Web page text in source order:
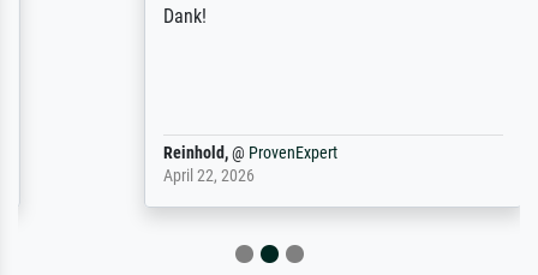
Reinhold,@ProvenExpert
April 22, 2026